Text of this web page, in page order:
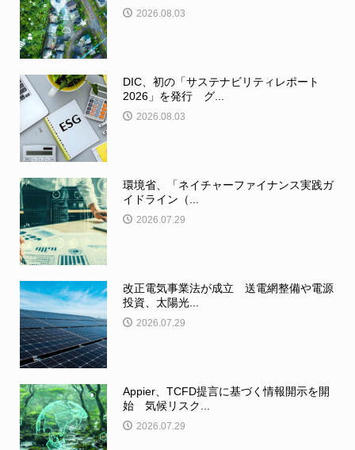
2026.08.03
DIC、初の「サステナビリティレポート
2026」を発行 グ...
2026.08.03
環境省、「ネイチャーファイナンス実践ガ
イドライン（...
2026.07.29
改正電気事業法が成立 送電網整備や電源
投資、太陽光...
2026.07.29
Appier、TCFD提言に基づく情報開示を開
始 気候リスク...
2026.07.29